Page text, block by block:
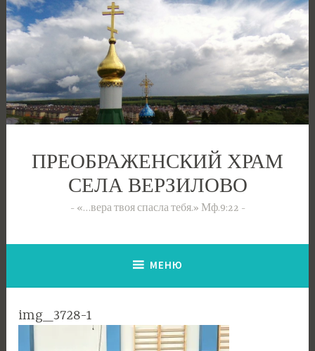
Перейти
к
содержимому
ПРЕОБРАЖЕНСКИЙ ХРАМ
СЕЛА ВЕРЗИЛОВО
«…вера твоя спасла тебя.» Мф.9:22
МЕНЮ
img_3728-1